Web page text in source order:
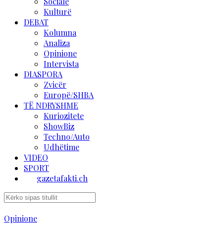
Kulturë
DEBAT
Kolumna
Analiza
Opinione
Intervista
DIASPORA
Zvicër
Europë/SHBA
TË NDRYSHME
Kuriozitete
ShowBiz
Techno/Auto
Udhëtime
VIDEO
SPORT
gazetafakti.ch
Opinione